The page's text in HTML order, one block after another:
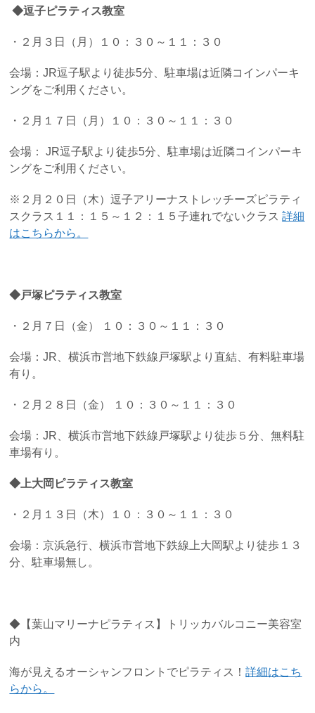
◆逗子ピラティス教室
・２月３日（月）１０：３０～１１：３０
会場：JR逗子駅より徒歩5分、駐車場は近隣コインパーキ
ングをご利用ください。
・２月１７日（月）１０：３０～１１：３０
会場： JR逗子駅より徒歩5分、駐車場は近隣コインパーキ
ングをご利用ください。
※２月２０日（木）逗子アリーナストレッチーズピラティ
スクラス１１：１５～１２：１５子連れでないクラス詳細
はこちらから。
◆戸塚ピラティス教室
・２月７日（金） １０：３０～１１：３０
会場：JR、横浜市営地下鉄線戸塚駅より直結、有料駐車場
有り。
・２月２８日（金） １０：３０～１１：３０
会場：JR、横浜市営地下鉄線戸塚駅より徒歩５分、無料駐
車場有り。
◆上大岡ピラティス教室
・２月１３日（木）１０：３０～１１：３０
会場：京浜急行、横浜市営地下鉄線上大岡駅より徒歩１３
分、駐車場無し。
◆【葉山マリーナピラティス】トリッカバルコニー美容室
内
海が見えるオーシャンフロントでピラティス！詳細はこち
らから。